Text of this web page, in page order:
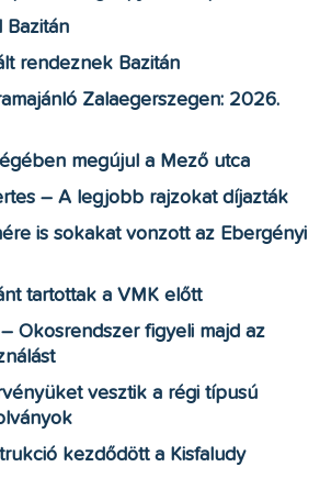
Bazitán
rendeznek Bazitán
Zalaegerszegen: 2026.
megújul a Mező utca
– A legjobb rajzokat díjazták
is sokakat vonzott az Ebergényi
tartottak a VMK előtt
Okosrendszer figyeli majd az
vesztik a régi típusú
kezdődött a Kisfaludy